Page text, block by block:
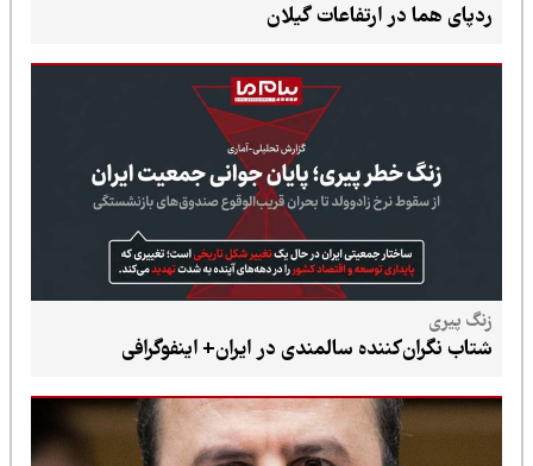
ردپای هما در ارتفاعات گیلان
زنگ پیری
شتاب نگران‌کننده سالمندی در ایران+ اینفوگرافی